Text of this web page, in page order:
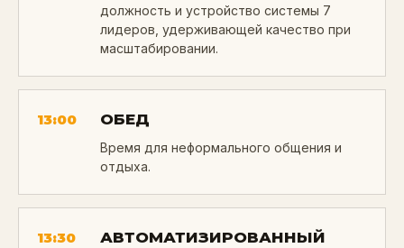
должность и устройство системы 7
лидеров, удерживающей качество при
масштабировании.
13:00 ОБЕД
Время для неформального общения и
отдыха.
13:30
АВТОМАТИЗИРОВАННЫЙ